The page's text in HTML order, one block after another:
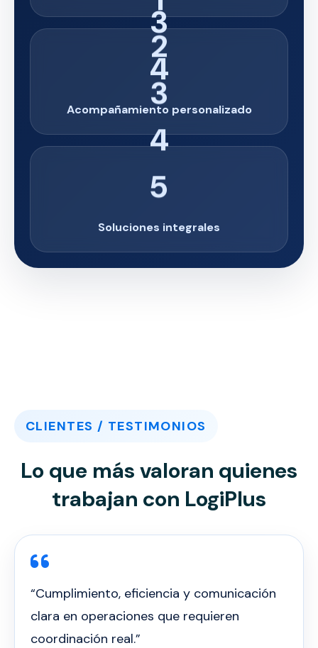
4
Acompañamiento personalizado
5
Soluciones integrales
CLIENTES / TESTIMONIOS
Lo que más valoran quienes
trabajan con LogiPlus
“Cumplimiento, eficiencia y comunicación
clara en operaciones que requieren
coordinación real.”